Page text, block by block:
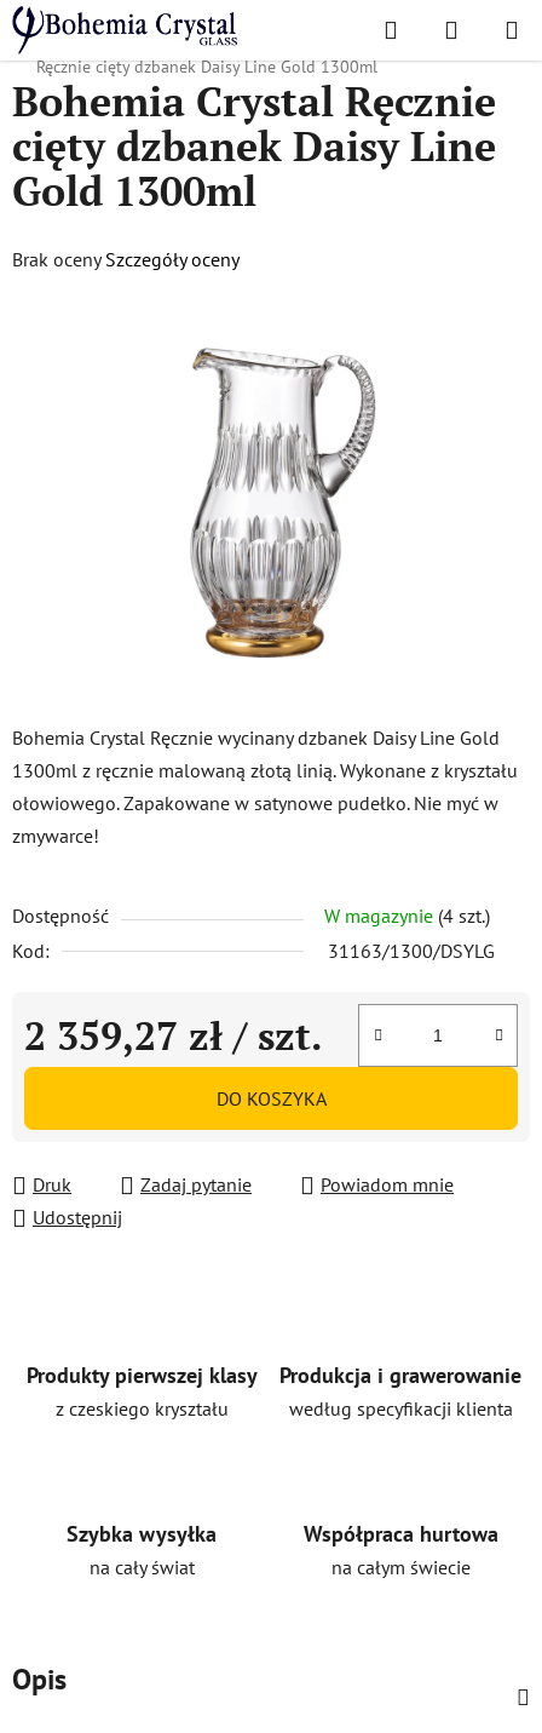
Przejść
do
treści
Szukaj KOSZYK
Home
/ Popularne kolekcje / Złota linia Daisy
Bohemia Crystal
Ręcznie cięty dzbanek Daisy Line Gold 1300ml
Bohemia Crystal Ręcznie wycinany dzbanek Daisy Line Gold
1300ml z ręcznie malowaną złotą linią. Wykonane z kryształu
ołowiowego. Zapakowane w satynowe pudełko. Nie myć w
zmywarce!
Dostępność W magazynie (4 szt.)
Kod:
31163/1300/DSYLG
2 359,27 zł / szt.
Cena jednostkowa:
DO KOSZYKA
Druk Zadaj pytanie
Powiadom mnie
Udostępnij
Bohemia Crystal Ręcznie
cięty dzbanek Daisy Line
Gold 1300ml
Średnia
Brak oceny Szczegóły oceny
Produkty pierwszej klasy
z czeskiego kryształu
Produkcja i grawerowanie
według specyfikacji klienta
Szybka wysyłka
na cały świat
Współpraca hurtowa
na całym świecie
Opis